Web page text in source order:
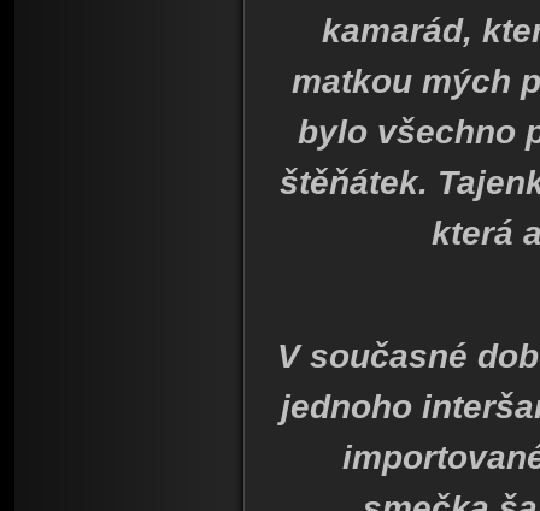
kamarád,
matkou mých
bylo všechno
štěňátek.
která
V současné
jednoho